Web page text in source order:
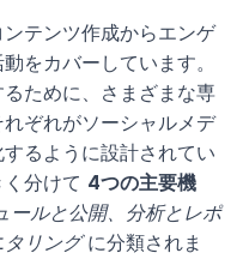
テンツ作成からエンゲ
をカバーしています。
ために、さまざまな専
ぞれがソーシャルメデ
るように設計されてい
分けて 4つの主要機
ールと公開、分析とレポ
リング に分類されま